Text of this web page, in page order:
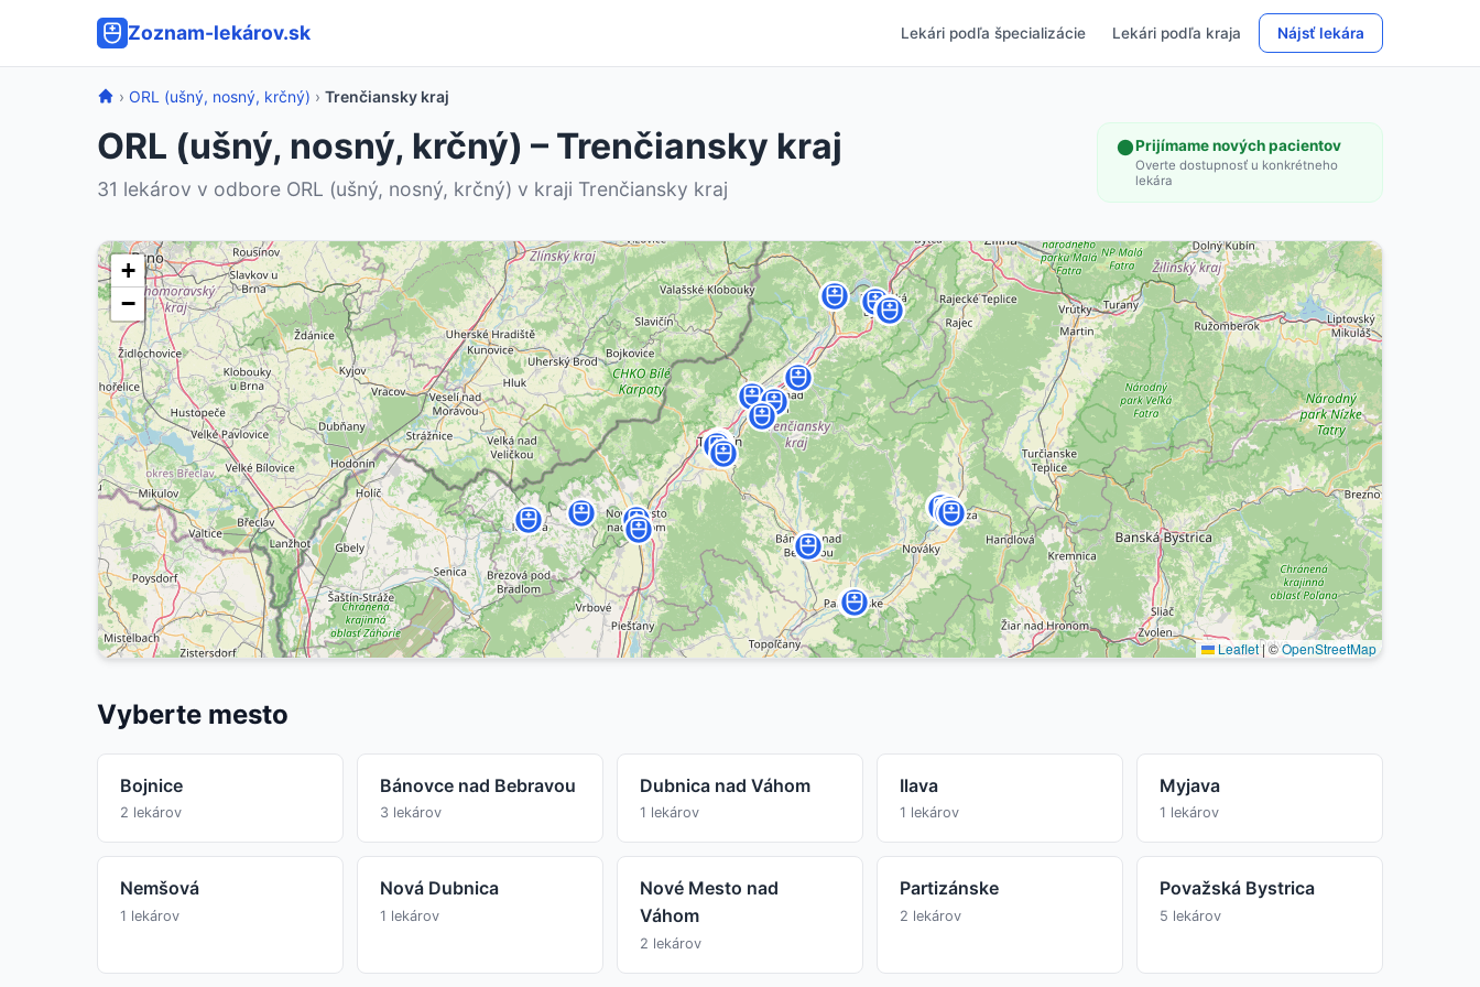
Zoznam-lekárov.sk Lekári podľa špecializácie Lekári podľa kraja Nájsť lekára
› ORL (ušný, nosný, krčný) › Trenčiansky kraj
ORL (ušný, nosný, krčný) – Trenčiansky kraj
31 lekárov v odbore ORL (ušný, nosný, krčný) v kraji Trenčiansky kraj
Prijímame nových pacientov
Overte dostupnosť u konkrétneho
lekára
+
−
Leaflet|©OpenStreetMap
Vyberte mesto
Bojnice
2 lekárov
Bánovce nad Bebravou
3 lekárov
Dubnica nad Váhom
1 lekárov
Ilava
1 lekárov
Myjava
1 lekárov
Nemšová
1 lekárov
Nová Dubnica
1 lekárov
Nové Mesto nad
Váhom
2 lekárov
Partizánske
2 lekárov
Považská Bystrica
5 lekárov